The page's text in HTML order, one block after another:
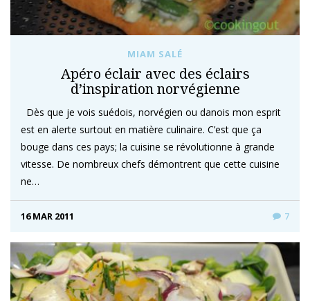
MIAM SALÉ
Apéro éclair avec des éclairs
d’inspiration norvégienne
Dès que je vois suédois, norvégien ou danois mon esprit
est en alerte surtout en matière culinaire. C’est que ça
bouge dans ces pays; la cuisine se révolutionne à grande
vitesse. De nombreux chefs démontrent que cette cuisine
ne…
16 MAR 2011 7